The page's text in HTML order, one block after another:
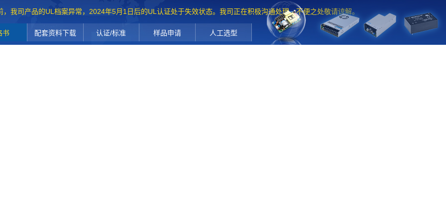
，我司产品的UL档案异常，2024年5月1日后的UL认证处于失效状态。我司正在积极沟通处理，不便之处敬请谅解。
书 配套资料下载 认证/标准 样品申请 人工选型